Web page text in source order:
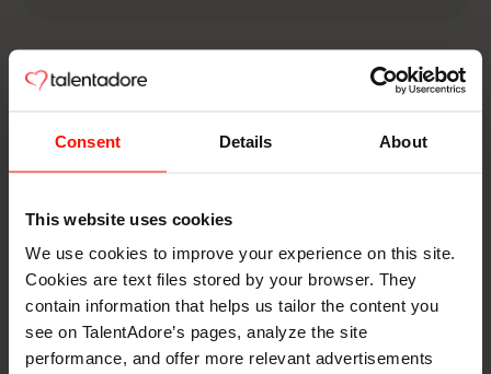
Consent Details About
This website uses cookies
We use cookies to improve your experience on this site.
Cookies are text files stored by your browser. They
contain information that helps us tailor the content you
see on TalentAdore’s pages, analyze the site
performance, and offer more relevant advertisements